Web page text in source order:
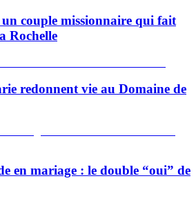
couple missionnaire qui fait
Rochelle
redonnent vie au Domaine de
en mariage : le double “oui” de